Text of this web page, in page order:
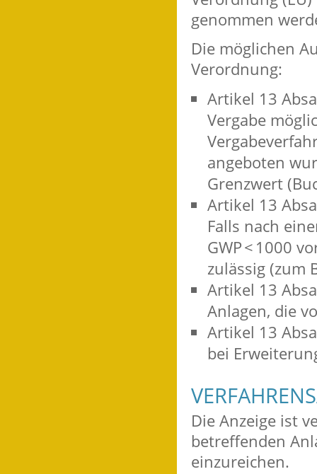
genommen
Die möglichen
Verordnung:
Artikel 13
Vergabe
angeboten
Grenzwert
Artikel 13
Falls nach
GWP < 1000
zulässig (zum
Artikel 13
Anlagen, die
Artikel 13
bei
Die Anzeige ist
betreffenden
einzureichen.